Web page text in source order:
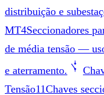
distribuição e
MT4Seccionadores
de média tensão —
e aterramento.
Tensão11Chaves